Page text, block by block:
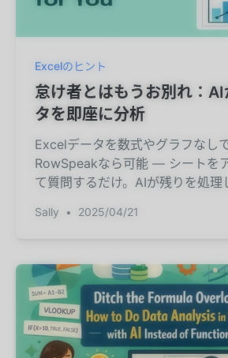
Excelのヒント
怠け者とはもうお別れ：
タを即座に分析
Excelデータを数式やグラフなし
RowSpeakなら可能 — シートを
て質問するだけ。AIが残りを処理
Sally • 2025/04/21